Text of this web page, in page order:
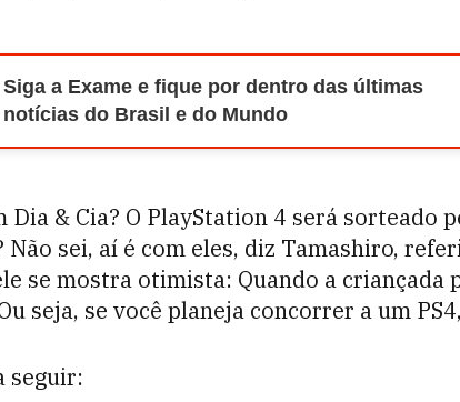
Siga a Exame e fique por dentro das últimas
notícias do Brasil e do Mundo
Dia & Cia? O PlayStation 4 será sorteado
Não sei, aí é com eles, diz Tamashiro,
se mostra otimista: Quando a criançada
seja, se você planeja concorrer a um
seguir: